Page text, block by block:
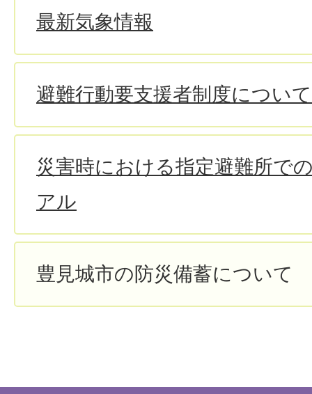
最新気象情報
避難行動要支援者制度について
災害時における指定避難所で
アル
豊見城市の防災備蓄について